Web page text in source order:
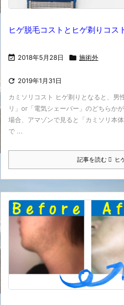
ヒゲ脱毛コストとヒゲ剃りコス
 2018年5月28日  施術外
 2019年1月31日
カミソリコスト ヒゲ剃りとなると、男
リ」or「電気シェーバー」のどちらか
場合、アマゾンで見ると「カミソリ本
で ...
記事を読む ヒ